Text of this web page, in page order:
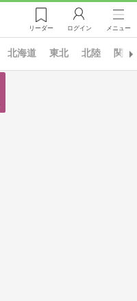
リーダー ログイン メニュー
北海道 東北 北陸 関東